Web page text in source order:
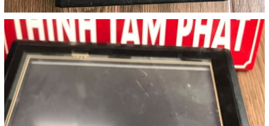
Lập trình hệ thống Scada
Lập trình hệ thống Servo
Crack password PLC
Lấy Chương Trình HMI